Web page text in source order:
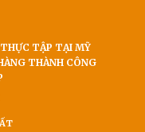
THỰC TẬP TẠI MỸ
THÀNH CÔNG